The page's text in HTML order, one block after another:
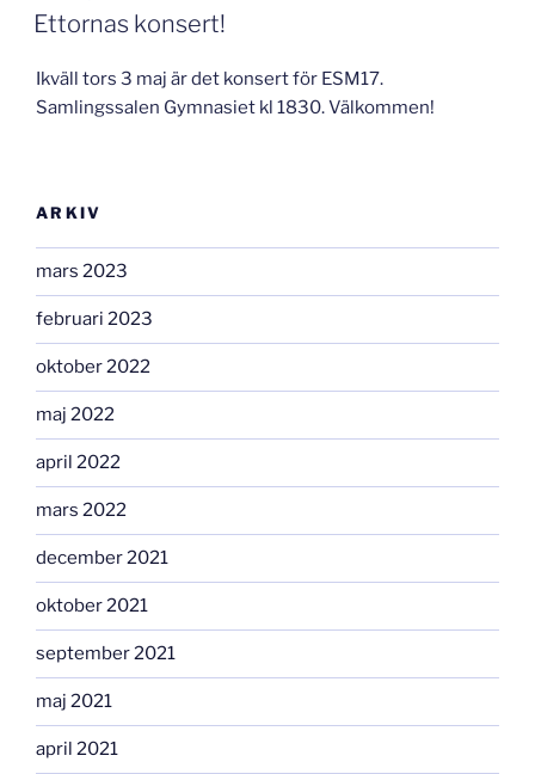
Ettornas konsert!
Ikväll tors 3 maj är det konsert för ESM17.
Samlingssalen Gymnasiet kl 1830. Välkommen!
ARKIV
mars 2023
februari 2023
oktober 2022
maj 2022
april 2022
mars 2022
december 2021
oktober 2021
september 2021
maj 2021
april 2021